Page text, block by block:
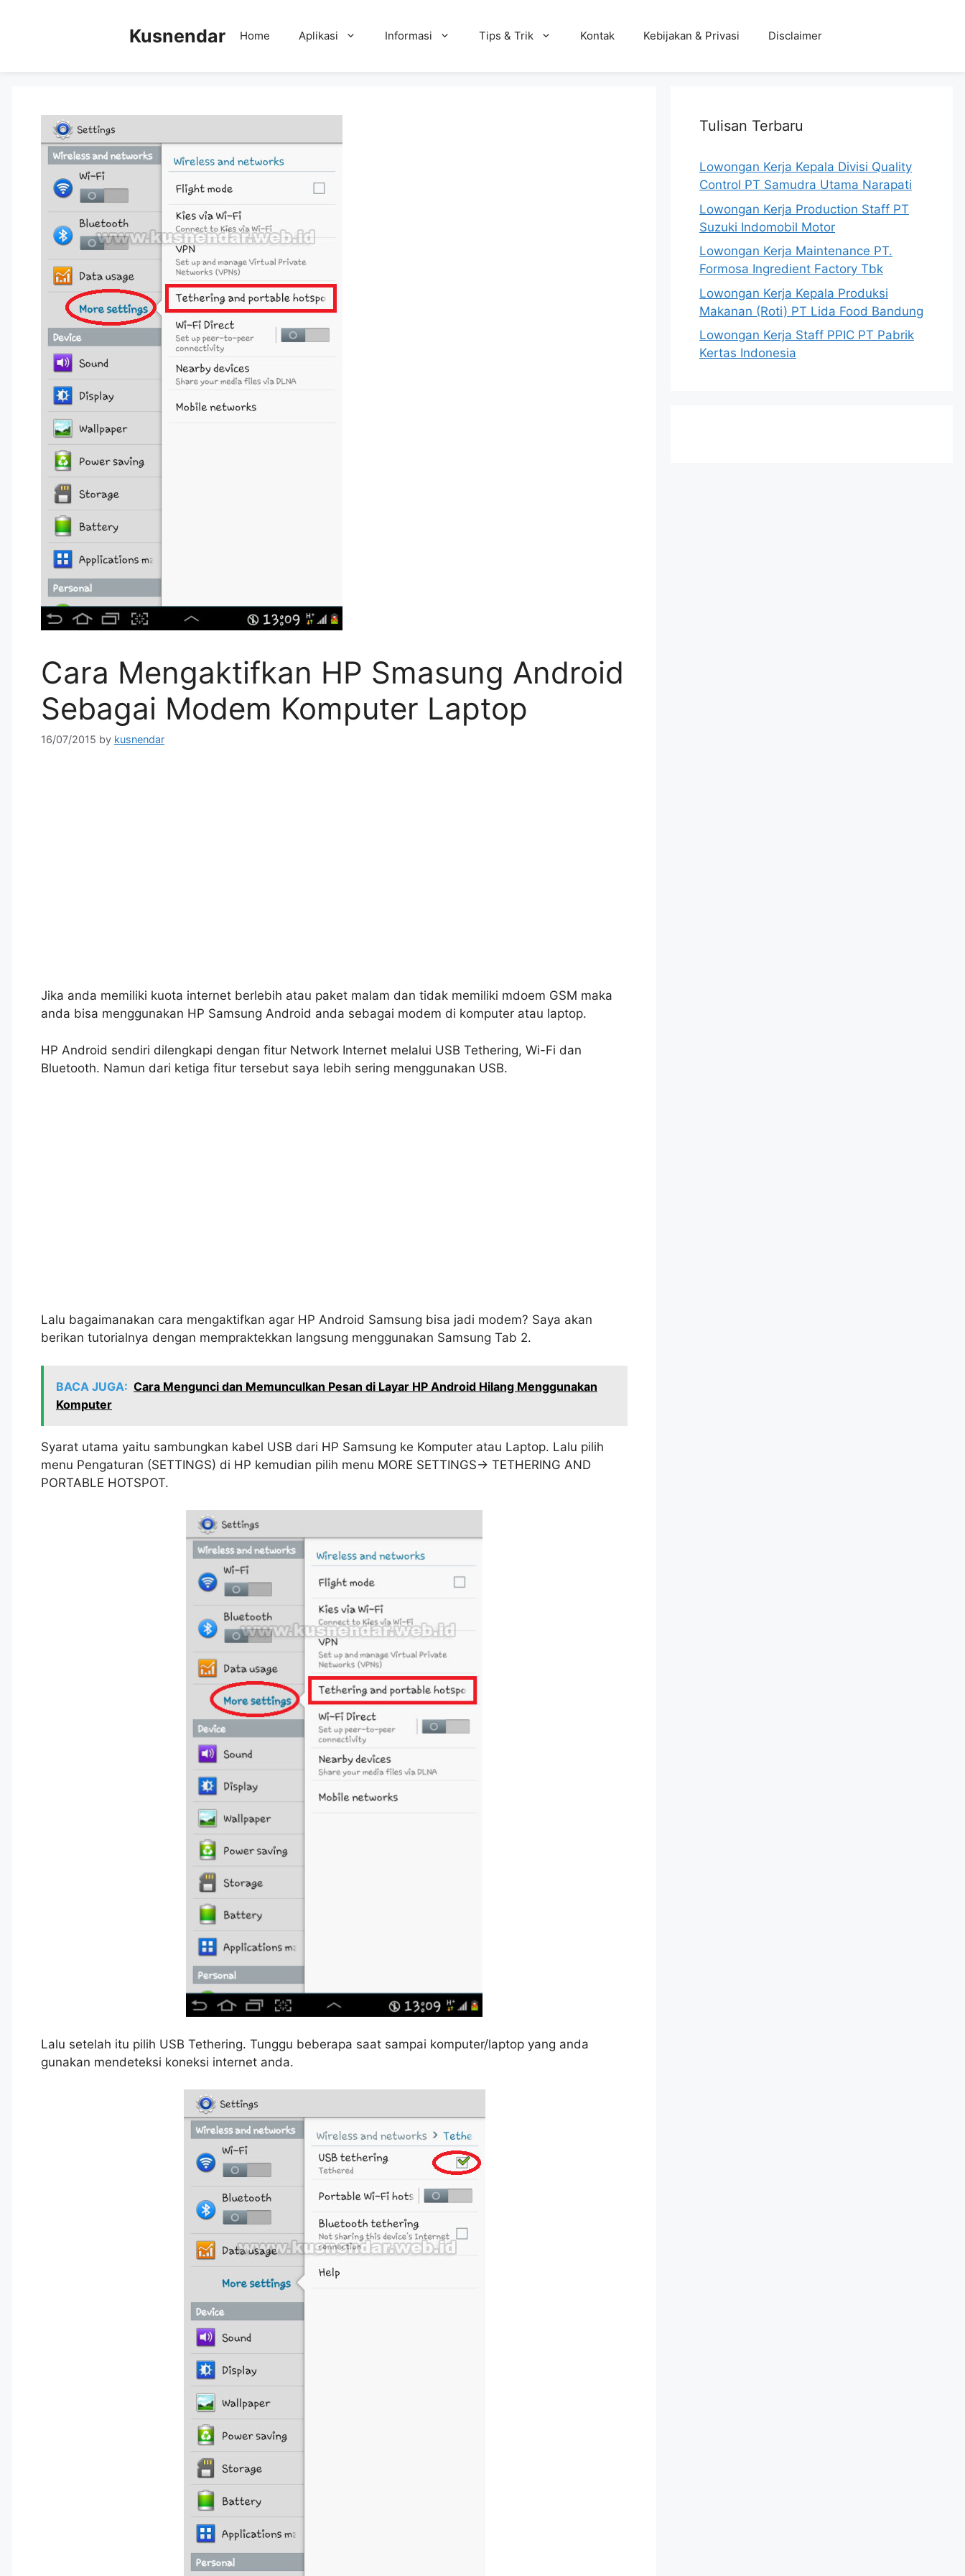
Kusnendar Home Aplikasi Informasi Tips & Trik Kontak Kebijakan & Privasi Disclaimer
Cara Mengaktifkan HP Smasung Android
Sebagai Modem Komputer Laptop
16/07/2015 by kusnendar
Jika anda memiliki kuota internet berlebih atau paket malam dan tidak memiliki mdoem GSM maka
anda bisa menggunakan HP Samsung Android anda sebagai modem di komputer atau laptop.
HP Android sendiri dilengkapi dengan fitur Network Internet melalui USB Tethering, Wi-Fi dan
Bluetooth. Namun dari ketiga fitur tersebut saya lebih sering menggunakan USB.
Lalu bagaimanakan cara mengaktifkan agar HP Android Samsung bisa jadi modem? Saya akan
berikan tutorialnya dengan mempraktekkan langsung menggunakan Samsung Tab 2.
BACA JUGA: Cara Mengunci dan Memunculkan Pesan di Layar HP Android Hilang Menggunakan
Komputer
Syarat utama yaitu sambungkan kabel USB dari HP Samsung ke Komputer atau Laptop. Lalu pilih
menu Pengaturan (SETTINGS) di HP kemudian pilih menu MORE SETTINGS-> TETHERING AND
PORTABLE HOTSPOT.
Lalu setelah itu pilih USB Tethering. Tunggu beberapa saat sampai komputer/laptop yang anda
gunakan mendeteksi koneksi internet anda.
Tulisan Terbaru
Lowongan Kerja Kepala Divisi Quality
Control PT Samudra Utama Narapati
Lowongan Kerja Production Staff PT
Suzuki Indomobil Motor
Lowongan Kerja Maintenance PT.
Formosa Ingredient Factory Tbk
Lowongan Kerja Kepala Produksi
Makanan (Roti) PT Lida Food Bandung
Lowongan Kerja Staff PPIC PT Pabrik
Kertas Indonesia